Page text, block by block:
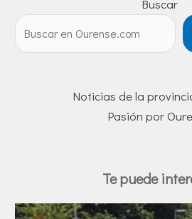
Buscar
Noticias de la
Pasión por
Te puede